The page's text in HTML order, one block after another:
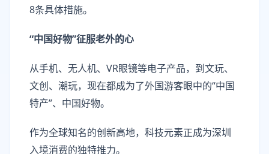
8条具体措施。
“中国好物”征服老外的心
从手机、无人机、VR眼镜等电子产品，到文玩、
文创、潮玩，现在都成为了外国游客眼中的“中国
特产”、中国好物。
作为全球知名的创新高地，科技元素正成为深圳
入境消费的独特推力。